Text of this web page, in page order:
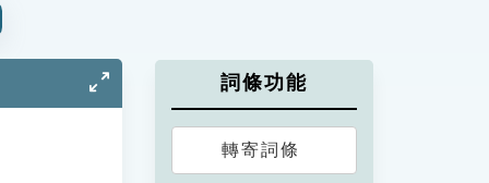
詞條功能
轉寄詞條